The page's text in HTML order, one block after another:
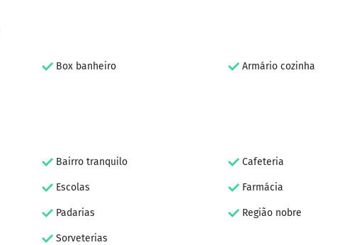
Box banheiro Armário cozinha
Bairro tranquilo Cafeteria
Escolas Farmácia
Padarias Região nobre
Sorveterias